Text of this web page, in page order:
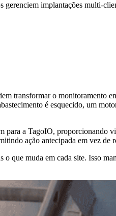
implantações multi-
transformar o monitoramento
é esquecido, um
para a TagoIO, proporcionando
ação antecipada em vez de
que muda em cada site. Isso